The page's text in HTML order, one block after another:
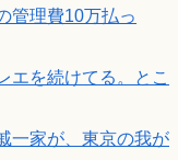
管理費10万払っ
エを続けてる。とこ
一家が、東京の我が